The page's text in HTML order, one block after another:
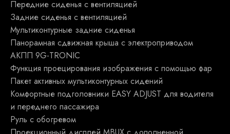
Передние сиденья с вентиляцией
Задние сиденья с вентиляцией
Мультиконтурные задние сиденья
Панорамная сдвижная крыша с электроприводом
АКПП 9G-TRONIC
Функция проецирования изображения с помощью фар
Пакет активных мультиконтурных сидений
Комфортные подголовники EASY ADJUST для водителя
и переднего пассажира
Руль с обогревом